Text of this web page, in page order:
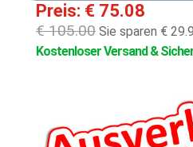
Preis: € 75.08
€ 105.00 Sie sparen €
Kostenloser Versand &